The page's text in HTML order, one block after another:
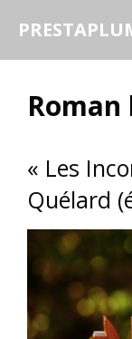
« Les
Quélard